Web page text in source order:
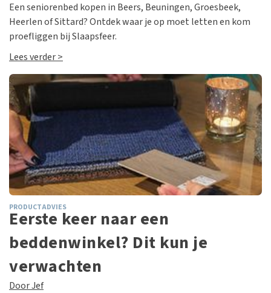
Een seniorenbed kopen in Beers, Beuningen, Groesbeek,
Heerlen of Sittard? Ontdek waar je op moet letten en kom
proefliggen bij Slaapsfeer.
Lees verder >
PRODUCTADVIES
Eerste keer naar een
beddenwinkel? Dit kun je
verwachten
Door Jef